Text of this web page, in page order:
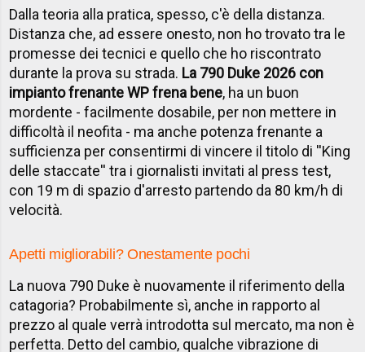
Dalla teoria alla pratica, spesso, c'è della distanza.
Distanza che, ad essere onesto, non ho trovato tra le
promesse dei tecnici e quello che ho riscontrato
durante la prova su strada. La 790 Duke 2026 con
impianto frenante WP frena bene, ha un buon
mordente - facilmente dosabile, per non mettere in
difficoltà il neofita - ma anche potenza frenante a
sufficienza per consentirmi di vincere il titolo di ''King
delle staccate'' tra i giornalisti invitati al press test,
con 19 m di spazio d'arresto partendo da 80 km/h di
velocità.
Apetti migliorabili? Onestamente pochi
La nuova 790 Duke è nuovamente il riferimento della
catagoria? Probabilmente sì, anche in rapporto al
prezzo al quale verrà introdotta sul mercato, ma non è
perfetta. Detto del cambio, qualche vibrazione di